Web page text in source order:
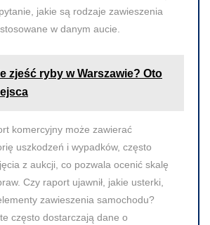
jakie są rodzaje zawieszenia
w danym aucie.
zjeść ryby w Warszawie? Oto
komercyjny może zawierać
uszkodzeń i wypadków, często
z aukcji, co pozwala ocenić skalę
Czy raport ujawnił, jakie usterki,
zawieszenia samochodu?
często dostarczają dane o